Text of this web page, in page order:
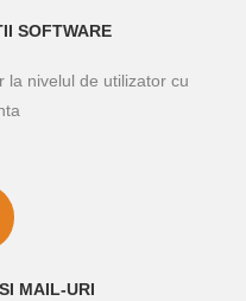
SOFTWARE
la nivelul de utilizator cu
MAIL-URI